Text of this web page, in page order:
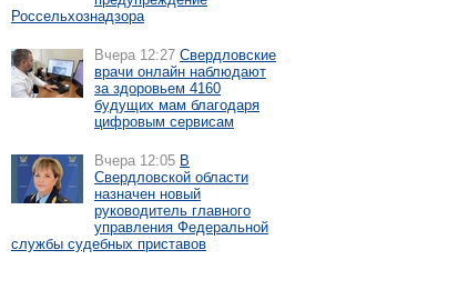
Россельхознадзора
Вчера 12:27 Свердловские
врачи онлайн наблюдают
за здоровьем 4160
будущих мам благодаря
цифровым сервисам
Вчера 12:05 В
Свердловской области
назначен новый
руководитель главного
управления Федеральной
службы судебных приставов